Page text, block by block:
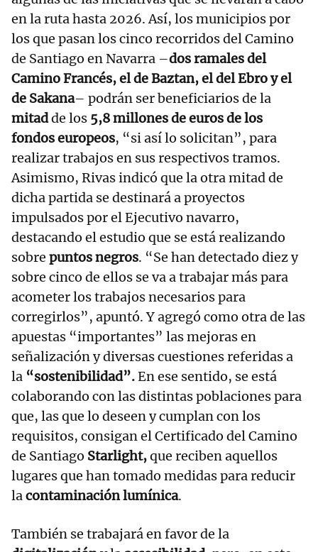
en la ruta hasta 2026. Así, los municipios por
los que pasan los cinco recorridos del Camino
de Santiago en Navarra –dos ramales del
Camino Francés, el de Baztan, el del Ebro y el
de Sakana– podrán ser beneficiarios de la
mitadde los 5,8 millones de euros de los
fondos europeos, “si así lo solicitan”, para
realizar trabajos en sus respectivos tramos.
Asimismo, Rivas indicó que la otra mitad de
dicha partida se destinará a proyectos
impulsados por el Ejecutivo navarro,
destacando el estudio que se está realizando
sobre puntos negros. “Se han detectado diez y
sobre cinco de ellos se va a trabajar más para
acometer los trabajos necesarios para
corregirlos”, apuntó. Y agregó como otra de las
apuestas “importantes” las mejoras en
señalización y diversas cuestiones referidas a
la “sostenibilidad”.En ese sentido, se está
colaborando con las distintas poblaciones para
que, las que lo deseen y cumplan con los
requisitos, consigan el Certificado del Camino
de Santiago Starlight,que reciben aquellos
lugares que han tomado medidas para reducir
lacontaminación lumínica.
También se trabajará en favor de la